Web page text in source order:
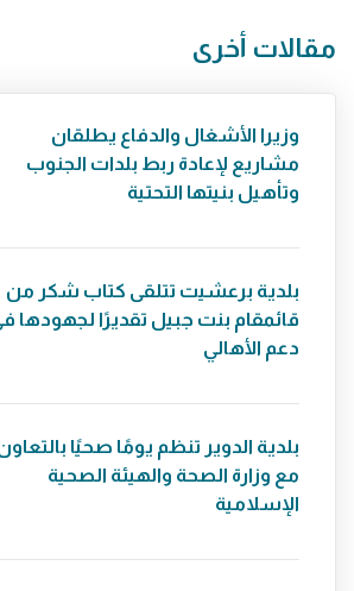
مقالات أخرى
وزيرا الأشغال والدفاع يطلقان
مشاريع لإعادة ربط بلدات الجنوب
وتأهيل بنيتها التحتية
بلدية برعشيت تتلقى كتاب شكر من
قائمقام بنت جبيل تقديرًا لجهودها
دعم الأهالي
بلدية الدوير تنظم يومًا صحيًا
مع وزارة الصحة والهيئة الصحية
الإسلامية